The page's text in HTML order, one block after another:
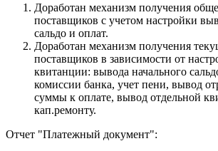
Доработан механизм получения
поставщиков с учетом настройки
сальдо и оплат.
Доработан механизм получения
поставщиков в зависимости от
квитанции: вывода начального
комиссии банка, учет пени, вывод
суммы к оплате, вывод отдельной
кап.ремонту.
Отчет "Платежный документ":